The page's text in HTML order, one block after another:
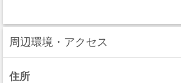
周辺環境・アクセス
住所